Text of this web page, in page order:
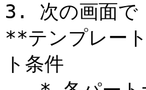
3. 次の画面で
**テンプレー
ト条件